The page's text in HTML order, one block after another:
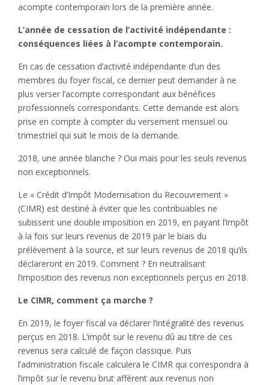
acompte contemporain lors de la première année.
L’année de cessation de l’activité indépendante :
conséquences liées à l’acompte contemporain.
En cas de cessation d’activité indépendante d’un des
membres du foyer fiscal, ce dernier peut demander à ne
plus verser l’acompte correspondant aux bénéfices
professionnels correspondants. Cette demande est alors
prise en compte à compter du versement mensuel ou
trimestriel qui suit le mois de la demande.
2018, une année blanche ? Oui mais pour les seuls revenus
non exceptionnels.
Le « Crédit d’Impôt Modernisation du Recouvrement »
(CIMR) est destiné à éviter que les contribuables ne
subissent une double imposition en 2019, en payant l’impôt
à la fois sur leurs revenus de 2019 par le biais du
prélèvement à la source, et sur leurs revenus de 2018 qu’ils
déclareront en 2019. Comment ? En neutralisant
l’imposition des revenus non exceptionnels perçus en 2018.
Le CIMR, comment ça marche ?
En 2019, le foyer fiscal va déclarer l’intégralité des revenus
perçus en 2018. L’impôt sur le revenu dû au titre de ces
revenus sera calculé de façon classique. Puis
l’administration fiscale calculera le CIMR qui correspondra à
l’impôt sur le revenu brut afférent aux revenus non